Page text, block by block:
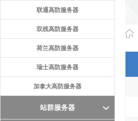
联通高防服务器
双线高防服务器
荷兰高防服务器
瑞士高防服务器
加拿大高防服务器
站群服务器